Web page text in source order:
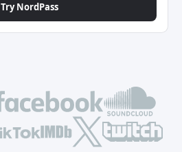
Try NordPass